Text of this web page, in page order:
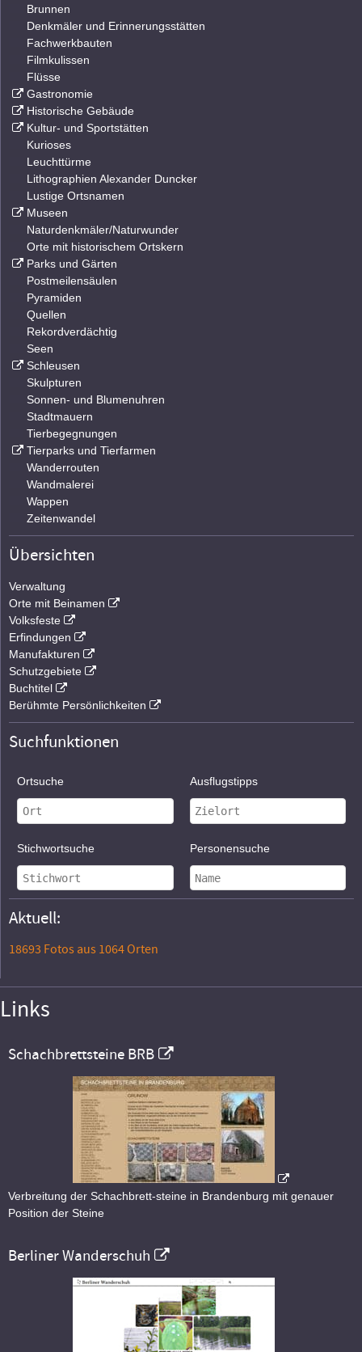
Brunnen
Denkmäler und Erinnerungsstätten
Fachwerkbauten
Filmkulissen
Flüsse
Gastronomie
Historische Gebäude
Kultur- und Sportstätten
Kurioses
Leuchttürme
Lithographien Alexander Duncker
Lustige Ortsnamen
Museen
Naturdenkmäler/Naturwunder
Orte mit historischem Ortskern
Parks und Gärten
Postmeilensäulen
Pyramiden
Quellen
Rekordverdächtig
Seen
Schleusen
Skulpturen
Sonnen- und Blumenuhren
Stadtmauern
Tierbegegnungen
Tierparks und Tierfarmen
Wanderrouten
Wandmalerei
Wappen
Zeitenwandel
Übersichten
Verwaltung
Orte mit Beinamen
Volksfeste
Erfindungen
Manufakturen
Schutzgebiete
Buchtitel
Berühmte Persönlichkeiten
Suchfunktionen
Ortsuche Ausflugstipps
Stichwortsuche Personensuche
Aktuell:
18693 Fotos aus 1064 Orten
Links
Schachbrettsteine BRB
Verbreitung der Schachbrett-steine in Brandenburg mit genauer
Position der Steine
Berliner Wanderschuh